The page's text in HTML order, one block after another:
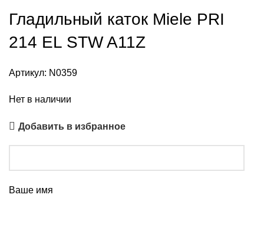
Гладильный каток Miele PRI
214 EL STW A11Z
Артикул: N0359
Нет в наличии
Добавить в избранное
Ваше имя